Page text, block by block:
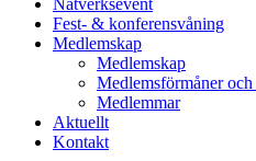
Nätverksevent
Fest- & konferensvåning
Medlemskap
Medlemskap
Medlemsförmåner och
Medlemmar
Aktuellt
Kontakt